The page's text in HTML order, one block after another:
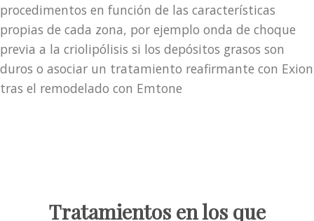
procedimentos en función de las características
propias de cada zona, por ejemplo onda de choque
previa a la criolipólisis si los depósitos grasos son
duros o asociar un tratamiento reafirmante con Exion
tras el remodelado con Emtone
Tratamientos en los que